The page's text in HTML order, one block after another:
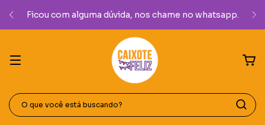
Ficou com alguma dúvida, nos chame no whatsapp.